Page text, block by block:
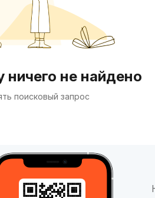
не найдено
поисковый запрос